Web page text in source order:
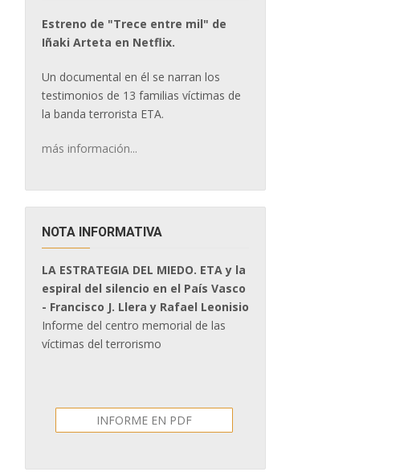
Estreno de "Trece entre mil" de
Iñaki Arteta en Netflix.
Un documental en él se narran los
testimonios de 13 familias víctimas de
la banda terrorista ETA.
más información...
NOTA INFORMATIVA
LA ESTRATEGIA DEL MIEDO. ETA y la
espiral del silencio en el País Vasco
- Francisco J. Llera y Rafael Leonisio
Informe del centro memorial de las
víctimas del terrorismo
INFORME EN PDF